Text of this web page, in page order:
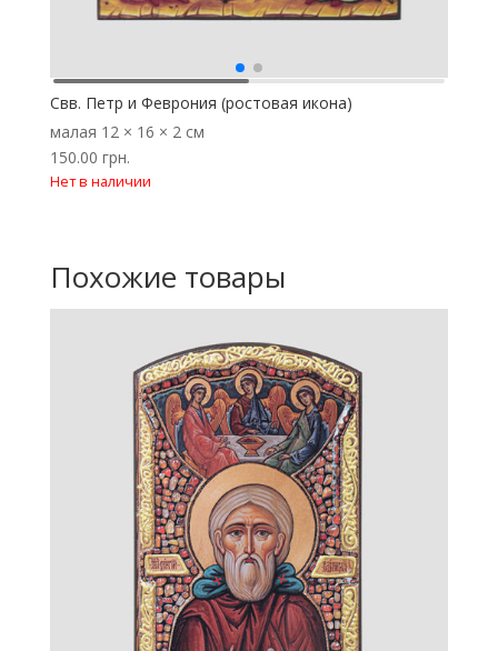
Свв. Петр и Феврония (ростовая икона)
малая 12 × 16 × 2 см
150.00 грн.
Нет в наличии
Похожие товары